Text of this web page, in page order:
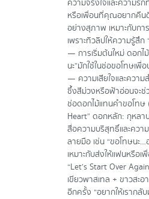
ความจริงใจและความรั
หรือเพื่อนที่คุณอยากคื
อย่างสุภาพ เหมาะกับก
เพราะทิวลิปให้ความรู้สึก
— การเริ่มต้นใหม่ ดอกไ
นะ”มักใช้ในช่อขอโทษเ
— ความเสียใจและควา
ซึ้งสีม่วงหรือฟ้าอ่อนจะช่
ช่อดอกไม้แทนคำขอโทษ
Heart” ดอกหลัก: กุหลา
สื่อความบริสุทธิ์และควา
ลายมือ เช่น “ขอโทษนะ…
เหมาะกับส่งให้แฟนหรือ
“Let’s Start Over
เขียวพาสเทล + ขาวสะ
อีกครั้ง “อยากให้เรากลั